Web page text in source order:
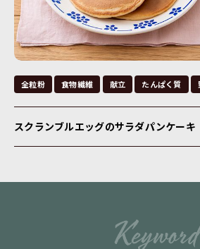
全粒粉 食物繊維 献立 たんぱく質
スクランブルエッグのサラダパンケーキ